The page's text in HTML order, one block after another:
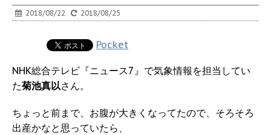
2018/08/22 2018/08/25
Pocket
NHK総合テレビ『ニュース7』で気象情報を担当してい
た菊池真以さん。
ちょっと前まで、お腹が大きくなってたので、そろそろ
出産かなと思っていたら、